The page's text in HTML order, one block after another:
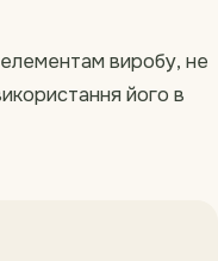
виробу, не
його в